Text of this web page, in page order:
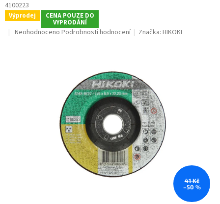
4100223
Výprodej CENA POUZE DO
VYPRODÁNÍ
Průměrné
Neohodnoceno Podrobnosti hodnocení Značka:HIKOKI
41 Kč
–50 %